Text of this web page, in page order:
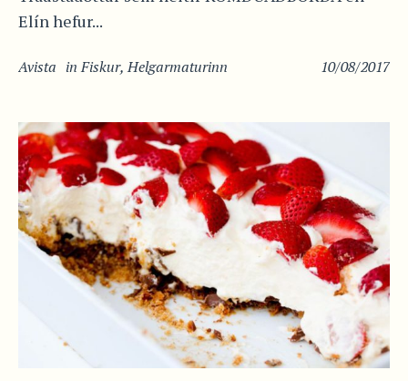
Elín hefur...
10/08/2017
Avista inFiskur,Helgarmaturinn